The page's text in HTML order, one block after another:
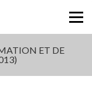
ET DE